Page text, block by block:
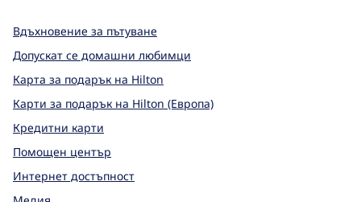
Вдъхновение за пътуване
Допускат се домашни любимци
Карта за подарък на Hilton
Карти за подарък на Hilton (Европа)
Кредитни карти
Помощен център
Интернет достъпност